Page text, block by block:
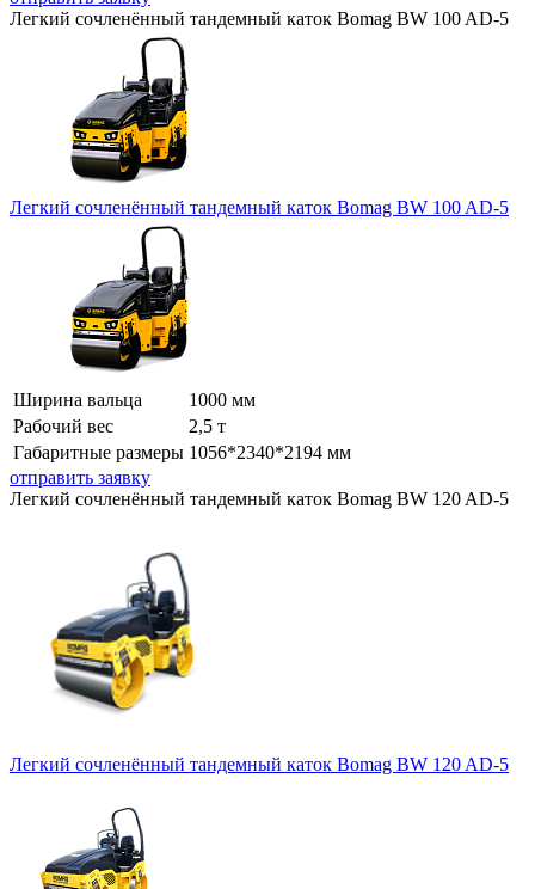
Легкий сочленённый тандемный каток Bomag BW 100 AD-5
Легкий сочленённый тандемный каток Bomag BW 100 AD-5
Ширина вальца
1000 мм
Рабочий вес
2,5 т
Габаритные размеры 1056*2340*2194 мм
отправить заявку
Легкий сочленённый тандемный каток Bomag BW 120 AD-5
Легкий сочленённый тандемный каток Bomag BW 120 AD-5